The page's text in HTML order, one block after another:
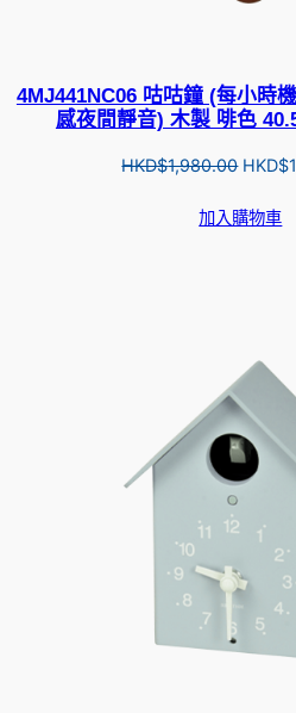
4MJ441NC06 咕咕鐘 (每小時
感夜間靜音) 木製 啡色
HKD$1,980.00 Original
was:
HKD$
加入購物車